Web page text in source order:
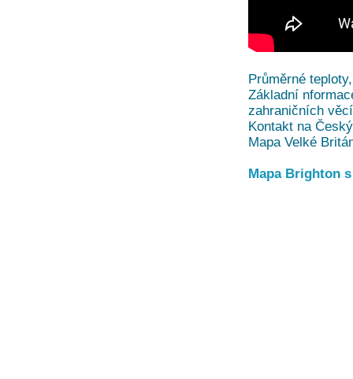
Průměrné
Základní
zahraničních
Kontakt na
Mapa Velké
Mapa Brighton